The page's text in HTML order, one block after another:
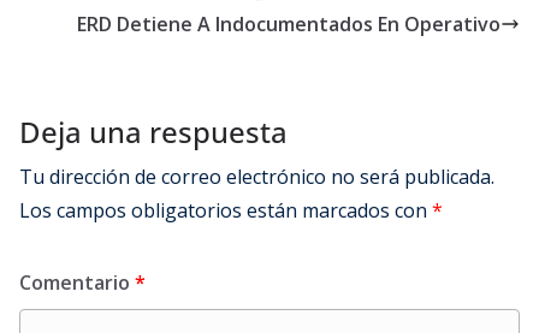
ERD Detiene A Indocumentados En Operativo
Deja una respuesta
Tu dirección de correo electrónico no será publicada.
Los campos obligatorios están marcados con *
Comentario *